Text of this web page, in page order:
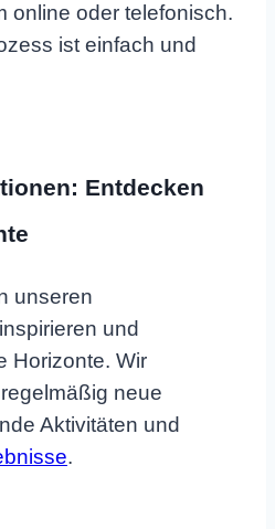
online oder telefonisch.
ist einfach und
Entdecken
unseren
und
Horizonte. Wir
neue
Aktivitäten und
.